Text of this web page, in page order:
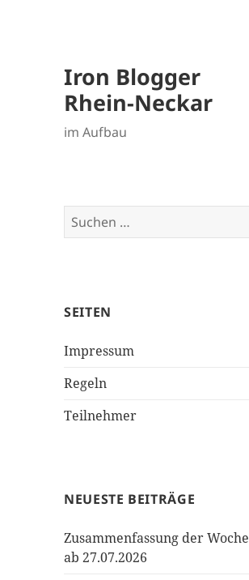
Iron Blogger
Rhein-Neckar
im Aufbau
Suchen
nach:
SEITEN
Impressum
Regeln
Teilnehmer
NEUESTE BEITRÄGE
Zusammenfassung der Woche
ab 27.07.2026